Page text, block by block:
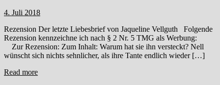
4. Juli 2018
Rezension Der letzte Liebesbrief von Jaqueline Vellguth Folgende
Rezension kennzeichne ich nach § 2 Nr. 5 TMG als Werbung:
Zur Rezension: Zum Inhalt: Warum hat sie ihn versteckt? Nell
wünscht sich nichts sehnlicher, als ihre Tante endlich wieder […]
Read more